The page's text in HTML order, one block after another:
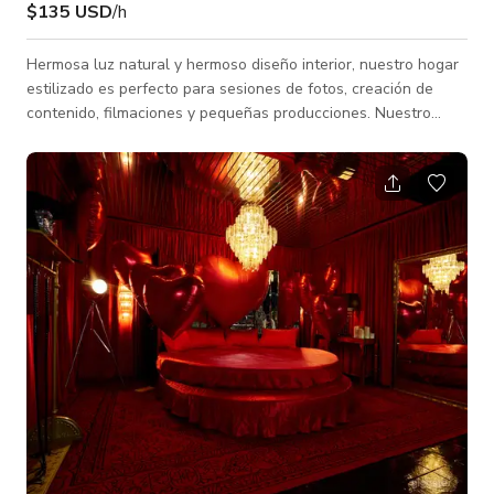
$135 USD/h
Hermosa luz natural y hermoso diseño interior, nuestro hogar
estilizado es perfecto para sesiones de fotos, creación de
contenido, filmaciones y pequeñas producciones. Nuestro
cuadrados que está convenientemente ubicado a pocos
minutos al norte del centro de Houston y se usa
exclusivamente como un estudio de estilo de vida y contenido.
Características: - Casa moderna de 2 pisos orientada al sur
con techos altos - Paredes de ventanas q